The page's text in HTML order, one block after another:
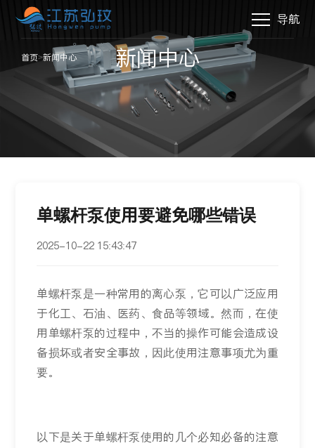
导航
首页>新闻中心 新闻中心
单螺杆泵使用要避免哪些错误
2025-10-22 15:43:47
单螺杆泵是一种常用的离心泵，它可以广泛应用
于化工、石油、医药、食品等领域。然而，在使
用单螺杆泵的过程中，不当的操作可能会造成设
备损坏或者安全事故，因此使用注意事项尤为重
要。
以下是关于单螺杆泵使用的几个必知必备的注意